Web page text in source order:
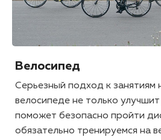
Велосипед
Серьезный подход к занятиям
велосипеде не только
поможет безопасно пройти
обязательно тренируемся на